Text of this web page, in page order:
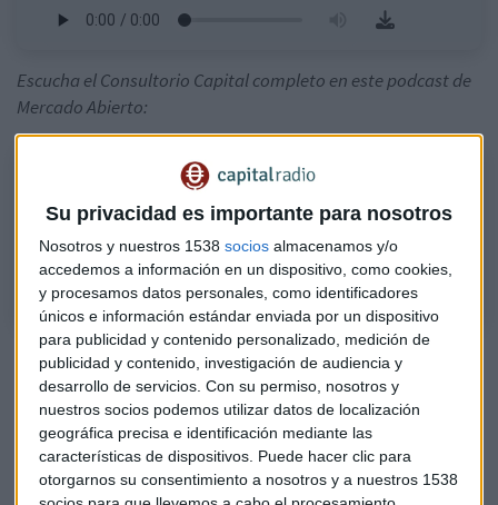
Su privacidad es importante para nosotros
Nosotros y nuestros 1538 socios almacenamos y/o
accedemos a información en un dispositivo, como cookies,
y procesamos datos personales, como identificadores
únicos e información estándar enviada por un dispositivo
para publicidad y contenido personalizado, medición de
publicidad y contenido, investigación de audiencia y
desarrollo de servicios. Con su permiso, nosotros y
nuestros socios podemos utilizar datos de localización
geográfica precisa e identificación mediante las
características de dispositivos. Puede hacer clic para
otorgarnos su consentimiento a nosotros y a nuestros 1538
Escucha el Consultorio Capital completo en este podcast de
Mercado Abierto:
Consultorio de Bolsa | Mercado Abierto [26.05.202]
Consultorio Capital de Mercado Abierto con Carlos Doblado, analista de
Blackbird Bank